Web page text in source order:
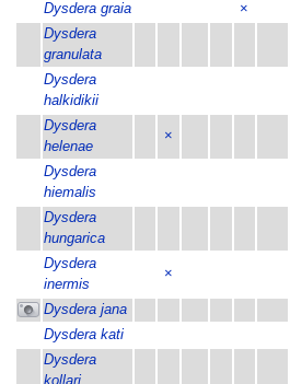
Dysdera graia
×
Dysdera
granulata
Dysdera
halkidikii
Dysdera
helenae
×
Dysdera
hiemalis
Dysdera
hungarica
Dysdera
inermis
×
Dysdera jana
Dysdera kati
Dysdera